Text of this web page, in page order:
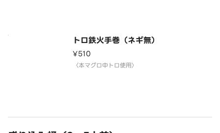
トロ鉄火手巻（ネギ無）
¥510
〈本マグロ中トロ使用〉